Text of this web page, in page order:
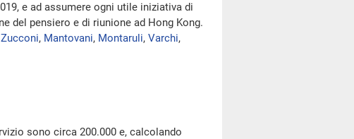
e ad assumere ogni utile iniziativa di
del pensiero e di riunione ad Hong Kong.
Zucconi, Mantovani, Montaruli, Varchi,
sono circa 200.000 e, calcolando